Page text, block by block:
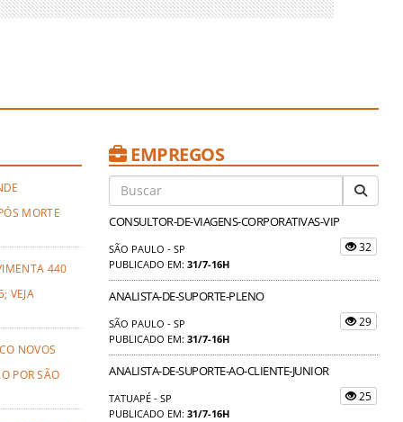
MORTE
440
VEJA
NOVOS
POR SÃO
EMPREGOS
CONSULTOR-DE-VIAGENS-CORPORATIVAS-VIP
SÃO PAULO - SP
PUBLICADO EM: 31/7-16H
32
ANALISTA-DE-SUPORTE-PLENO
SÃO PAULO - SP
PUBLICADO EM: 31/7-16H
29
ANALISTA-DE-SUPORTE-AO-CLIENTE-JUNIOR
TATUAPÉ - SP
PUBLICADO EM: 31/7-16H
25